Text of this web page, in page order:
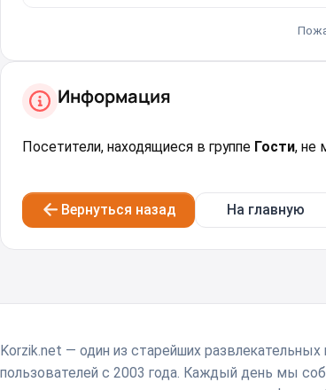
Информация
Посетители, находящиеся в группе Гости, не
Вернуться назад На главную
Korzik.net — один из старейших
пользователей с 2003 года. Каждый день мы